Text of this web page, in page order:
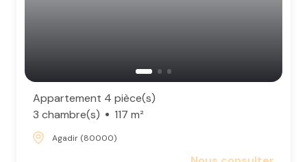
Appartement 4 pièce(s)
3 chambre(s)
117 m²
Agadir (80000)